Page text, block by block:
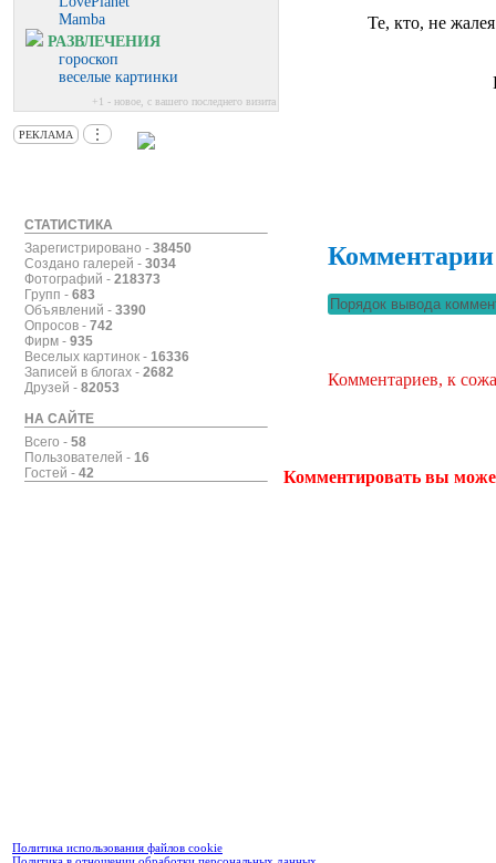
Mamba
РАЗВЛЕЧЕНИЯ
гороскоп
веселые картинки
+1 - новое, с вашего последнего визита
РЕКЛАМА ⋮
СТАТИСТИКА
Зарегистрировано - 38450
Создано галерей - 3034
Фотографий - 218373
Групп - 683
Объявлений - 3390
Опросов - 742
Фирм - 935
Веселых картинок - 16336
Записей в блогах - 2682
Друзей - 82053
НА САЙТЕ
Всего - 58
Пользователей - 16
Гостей - 42
Те, кто, не
Комментарии
Комментариев, к
Комментировать вы
Политика использования файлов cookie